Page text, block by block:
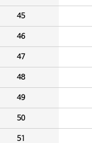
45
46
47
48
49
50
51